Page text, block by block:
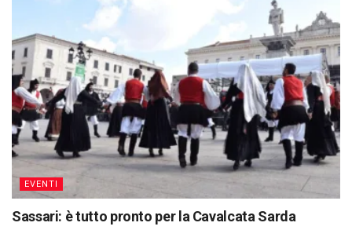
EVENTI
Sassari: è tutto pronto per la Cavalcata Sarda